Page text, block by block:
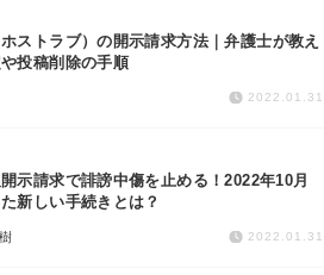
ストラブ）の開示請求方法｜弁護士が教え
投稿削除の手順
2022.01.31
示請求で誹謗中傷を止める！2022年10月
新しい手続きとは？
2022.01.31